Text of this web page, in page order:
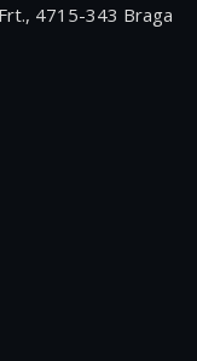
4715-343 Braga